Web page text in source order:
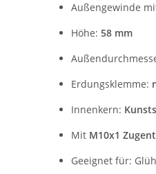
Außengewinde
Höhe: 58 mm
Erdungsklemme:
Innenkern:
Mit M10x1
Geeignet für: